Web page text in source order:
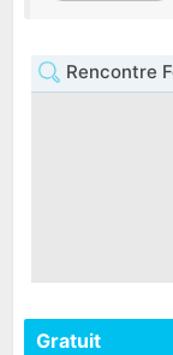
Rencontre
Gratuit